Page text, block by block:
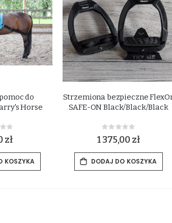
do
Horse
zł
KOSZYKA
Strzemiona bezpieczne
SAFE-ON Black/Black/Black
Rating:
0%
1 375,00 zł
DODAJ DO KOSZYKA